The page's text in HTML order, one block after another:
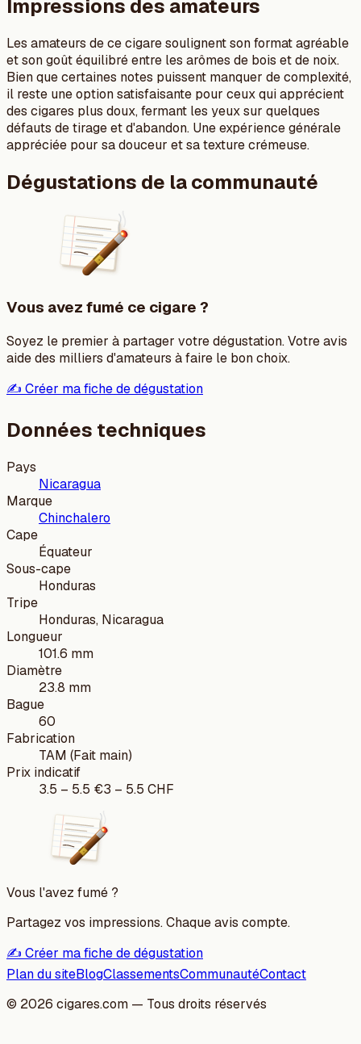
Impressions des amateurs
Les amateurs de ce cigare soulignent son format agréable
et son goût équilibré entre les arômes de bois et de noix.
Bien que certaines notes puissent manquer de complexité,
il reste une option satisfaisante pour ceux qui apprécient
des cigares plus doux, fermant les yeux sur quelques
défauts de tirage et d'abandon. Une expérience générale
appréciée pour sa douceur et sa texture crémeuse.
Dégustations de la communauté
Vous avez fumé ce cigare ?
Soyez le premier à partager votre dégustation. Votre avis
aide des milliers d'amateurs à faire le bon choix.
✍️ Créer ma fiche de dégustation
Données techniques
Pays
Nicaragua
Marque
Chinchalero
Cape
Équateur
Sous-cape
Honduras
Tripe
Honduras, Nicaragua
Longueur
101.6 mm
Diamètre
23.8 mm
Bague
60
Fabrication
TAM (Fait main)
Prix indicatif
3.5 – 5.5 €3 – 5.5 CHF
Vous l'avez fumé ?
Partagez vos impressions. Chaque avis compte.
✍️ Créer ma fiche de dégustation
Plan du siteBlogClassementsCommunautéContact
© 2026 cigares.com — Tous droits réservés